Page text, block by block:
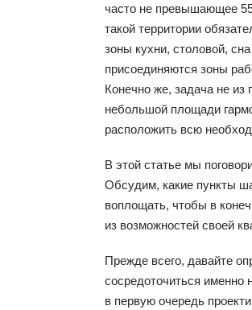
часто не превышающее
такой территории
зоны кухни, столовой,
присоединяются зоны
Конечно же, задача не
небольшой площади
расположить всю
В этой статье мы
Обсудим, какие пункты
воплощать, чтобы в
из возможностей своей
Прежде всего, давайте
сосредоточиться
в первую очередь